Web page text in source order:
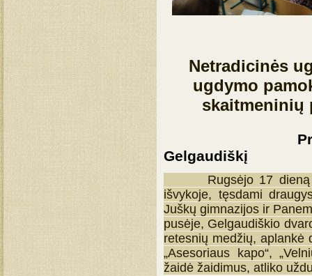
Netradicinės
ugdymo
skaitmeninių
Pradinukų
Gelgaudiškį
Rugsėjo 17 dieną
išvykoje, tęsdami
Juškų gimnazijos ir
pusėje, Gelgaudiškio
retesnių medžių, aplankė
„Asesoriaus kapo“,
žaidė žaidimus, atliko